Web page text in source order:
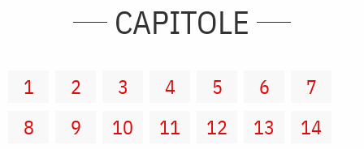
CAPITOLE
1 2 3 4 5 6
7
8
9 10 11 12 13
14